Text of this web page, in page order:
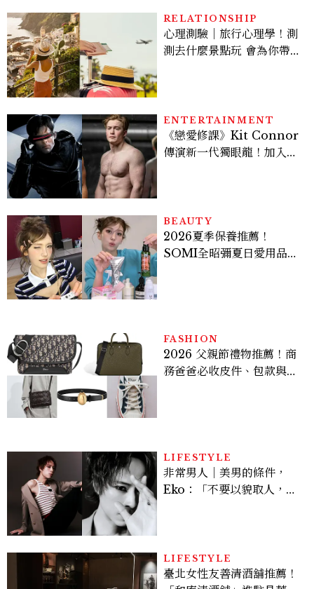
RELATIONSHIP
心理測驗｜旅行心理學！測
測去什麼景點玩 會為你帶來
ENTERTAINMENT
《戀愛修課》Kit Connor
傳演新一代獨眼龍！加入新
BEAUTY
2026夏季保養推薦！
SOMI全昭彌夏日愛用品公
FASHION
2026 父親節禮物推薦！商
務爸爸必收皮件、包款與鞋
LIFESTYLE
非常男人｜美男的條件，
Eko：「不要以貌取人，內
LIFESTYLE
臺北女性友善清酒舖推薦！